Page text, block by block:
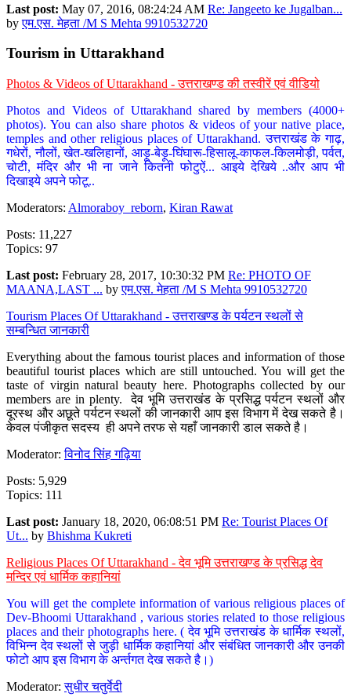
Last post: May 07, 2016, 08:24:24 AM Re: Jangeeto ke Jugalban...
byएम.एस. मेहता /M S Mehta 9910532720
Tourism in Uttarakhand
Photos & Videos of Uttarakhand - उत्तराखण्ड की तस्वीरें एवं वीडियो
Photos and Videos of Uttarakhand shared by members (4000+
photos). You can also share photos & videos of your native place,
temples and other religious places of Uttarakhand. उत्तराखंड के गाढ़,
गधेरों, नौलों, खेत-खलिहानों, आड़ू-बेड़ू-घिंघारू-हिसालू-काफल-किलमोड़ी, पर्वत,
चोटी, मंदिर और भी ना जाने कितनी फोटुऐं... आइये देखिये ..और आप भी
दिखाइये अपने फोटू..
Moderators: Almoraboy_reborn, Kiran Rawat
Posts: 11,227
Topics: 97
Last post: February 28, 2017, 10:30:32 PM Re: PHOTO OF
MAANA,LAST ... byएम.एस. मेहता /M S Mehta 9910532720
Tourism Places Of Uttarakhand - उत्तराखण्ड के पर्यटन स्थलों से
सम्बन्धित जानकारी
Everything about the famous tourist places and information of those
beautiful tourist places which are still untouched. You will get the
taste of virgin natural beauty here. Photographs collected by our
members are in plenty. देव भूमि उत्तराखंड के प्रसिद्ध पर्यटन स्थलों और
दूरस्थ और अछूते पर्यटन स्थलों की जानकारी आप इस विभाग में देख सकते है।
केवल पंजीकृत सदस्य ही अपने तरफ से यहाँ जानकारी डाल सकते है।
Moderator:विनोद सिंह गढ़िया
Posts: 5,929
Topics: 111
Last post: January 18, 2020, 06:08:51 PM Re: Tourist Places Of
Ut... by Bhishma Kukreti
Religious Places Of Uttarakhand - देव भूमि उत्तराखण्ड के प्रसिद्ध देव
मन्दिर एवं धार्मिक कहानियां
You will get the complete information of various religious places of
Dev-Bhoomi Uttarakhand , various stories related to those religious
places and their photographs here. ( देव भूमि उत्तराखंड के धार्मिक स्थलों,
विभिन्न देव स्थलों से जुड़ी धार्मिक कहानियां और संबंधित जानकारी और उनकी
फोटो आप इस विभाग के अर्न्तगत देख सकते है।)
Moderator:सुधीर चतुर्वेदी